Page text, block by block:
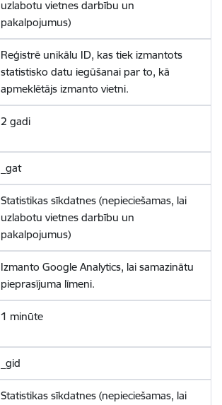
uzlabotu vietnes darbību un
pakalpojumus)
Reģistrē unikālu ID, kas tiek izmantots
statistisko datu iegūšanai par to, kā
apmeklētājs izmanto vietni.
2 gadi
_gat
Statistikas sīkdatnes (nepieciešamas, lai
uzlabotu vietnes darbību un
pakalpojumus)
Izmanto Google Analytics, lai samazinātu
pieprasījuma līmeni.
1 minūte
_gid
Statistikas sīkdatnes (nepieciešamas, lai